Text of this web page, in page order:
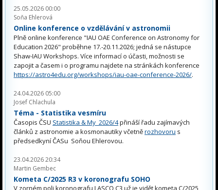
25.05.2026 00:00
Soňa Ehlerová
Online konference o vzdělávání v astronomii
Plně online konference "IAU OAE Conference on Astronomy for
Education 2026" proběhne 17.-20.11.2026; jedná se nástupce
Shaw-IAU Workshops. Více informací o účasti, možnosti se
zapojit a časem i o programu najdete na stránkách konference
https://astro4edu.org/workshops/iau-oae-conference-2026/.
24.04.2026 05:00
Josef Chlachula
Téma - Statistika vesmíru
Časopis ČSU Statistika & My 2026/4přináší řadu zajímavých
článků z astronomie a kosmonautiky včetněrozhovoru s
předsedkyní ČASu Soňou Ehlerovou.
23.04.2026 20:34
Martin Gembec
Kometa C/2025 R3 v koronografu SOHO
V zorném poli koronografu LASCO C3 už je vidět kometa C/2025